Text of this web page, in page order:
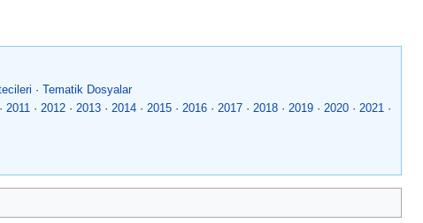
· Tematik Dosyalar
2011 · 2012· 2013· 2014· 2015· 2016· 2017· 2018· 2019· 2020· 2021 ·